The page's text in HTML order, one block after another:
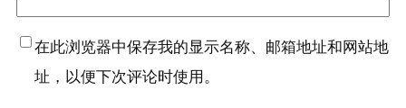
在此浏览器中保存我的显示名称、邮箱地址和网站地
址，以便下次评论时使用。